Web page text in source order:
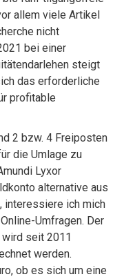
allem viele Artikel
nicht
bei einer
steigt
das erforderliche
profitable
2 bzw. 4 Freiposten
die Umlage zu
Lyxor
alternative aus
interessiere ich mich
Umfragen. Der
seit 2011
werden.
ob es sich um eine